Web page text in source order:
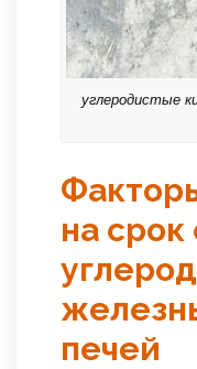
углеродистые
на
печей